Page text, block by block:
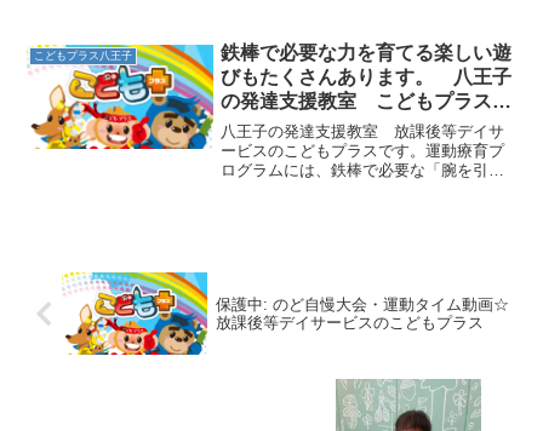
す。床に置いた縄の上を落ちないように
バランスをとりながら歩きま...
こどもプラス八王子
鉄棒で必要な力を育てる楽しい遊
びもたくさんあります。 八王子
の発達支援教室 こどもプラスの
放課後等デイサービス
八王子の発達支援教室 放課後等デイサ
ービスのこどもプラスです。運動療育プ
ログラムには、鉄棒で必要な「腕を引き
保護中: のど自慢大会・運動タイム動画☆
放課後等デイサービスのこどもプラス